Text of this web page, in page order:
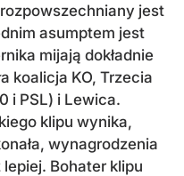
jest
asumptem jest
mijają dokładnie
koalicja KO, Trzecia
i PSL) i Lewica.
klipu wynika,
wynagrodzenia
Bohater klipu